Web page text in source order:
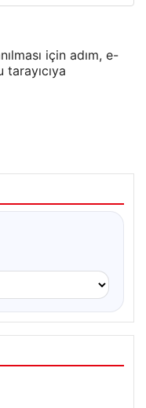
için adım, e-